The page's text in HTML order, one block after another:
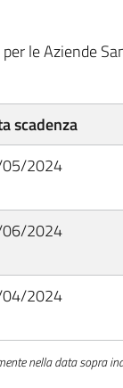
le Aziende
scadenza
2024
2024
2024
nella data sopra